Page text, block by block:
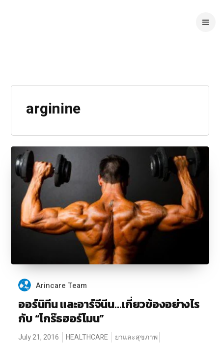
arginine
Arincare Team
ออร์นิทีน และอาร์จีนีน…เกี่ยวข้องอย่างไร
กับ “โกร๊ธฮอร์โมน”
July 21, 2016 HEALTHCARE ยาและสุขภาพ